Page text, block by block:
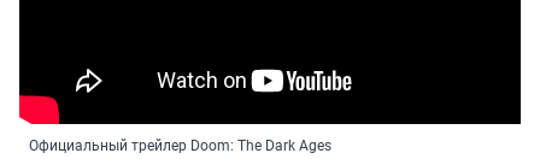
Официальный трейлер Doom: The Dark Ages